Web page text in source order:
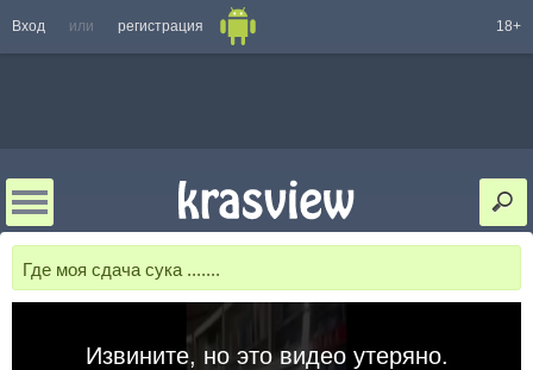
Вход или регистрация 18+
Где моя сдача сука .......
Извините, но это видео утеряно.